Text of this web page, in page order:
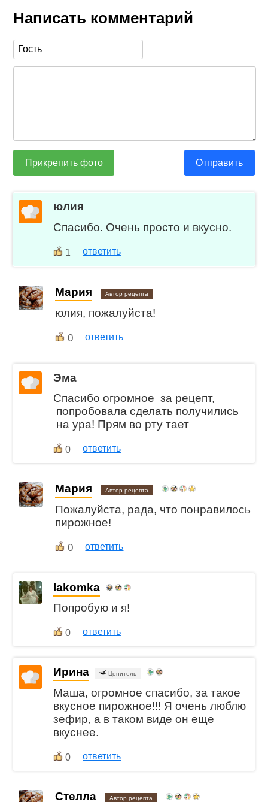
Написать комментарий
Прикрепить фото Отправить
юлия
Спасибо. Очень просто и вкусно.
1 ответить
Мария Автор рецепта
юлия, пожалуйста!
0 ответить
Эма
Спасибо огромное за рецепт,
попробовала сделать получились
на ура! Прям во рту тает
0 ответить
Мария Автор рецепта
Пожалуйста, рада, что понравилось
пирожное!
0 ответить
lakomka
Попробую и я!
0 ответить
Ирина Ценитель
Маша, огромное спасибо, за такое
вкусное пирожное!!! Я очень люблю
зефир, а в таком виде он еще
вкуснее.
0 ответить
Стелла Автор рецепта